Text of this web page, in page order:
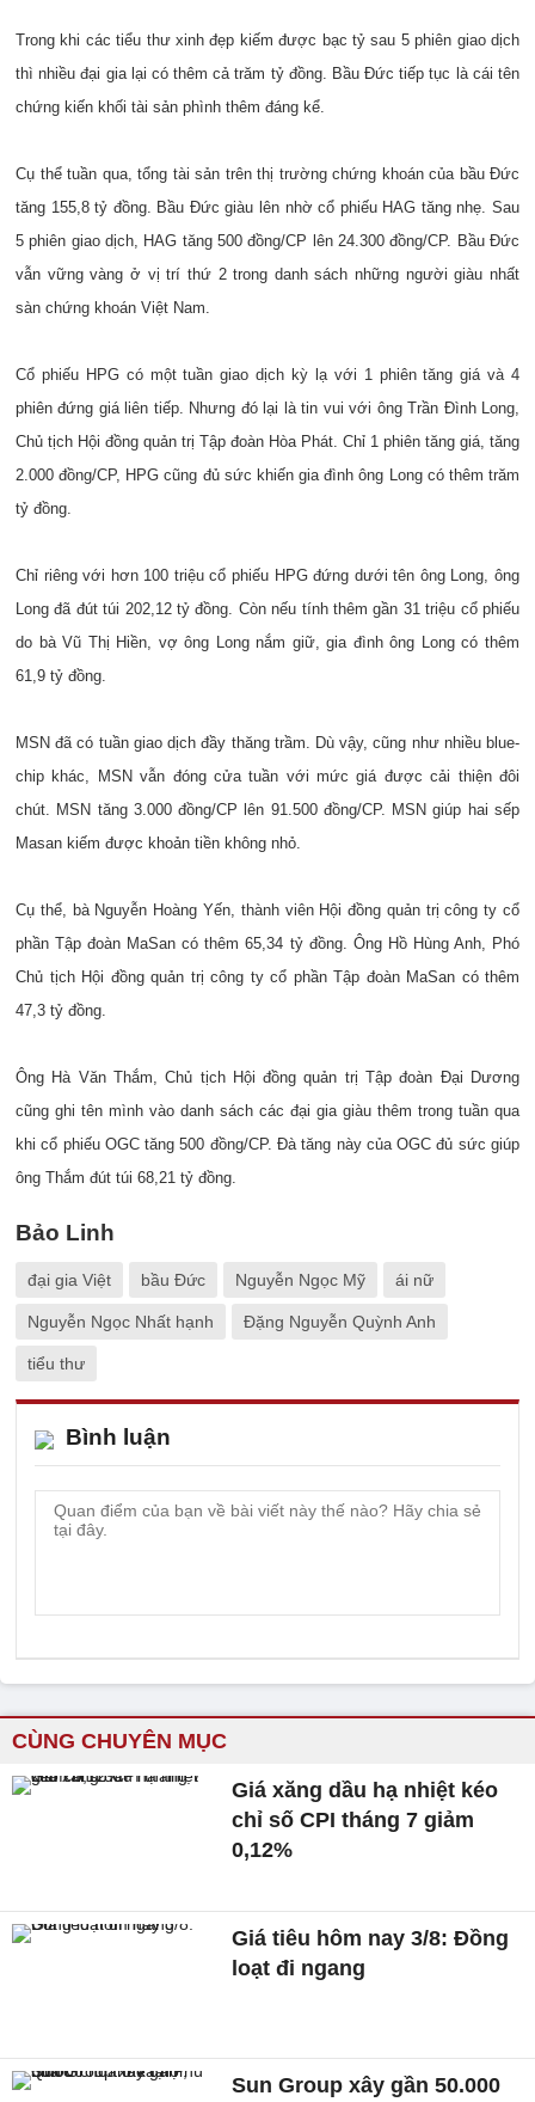
Trong khi các tiểu thư xinh đẹp kiếm được bạc tỷ sau 5 phiên giao dịch
thì nhiều đại gia lại có thêm cả trăm tỷ đồng. Bầu Đức tiếp tục là cái tên
chứng kiến khối tài sản phình thêm đáng kể.
Cụ thể tuần qua, tổng tài sản trên thị trường chứng khoán của bầu Đức
tăng 155,8 tỷ đồng. Bầu Đức giàu lên nhờ cổ phiếu HAG tăng nhẹ. Sau
5 phiên giao dịch, HAG tăng 500 đồng/CP lên 24.300 đồng/CP. Bầu Đức
vẫn vững vàng ở vị trí thứ 2 trong danh sách những người giàu nhất
sàn chứng khoán Việt Nam.
Cổ phiếu HPG có một tuần giao dịch kỳ lạ với 1 phiên tăng giá và 4
phiên đứng giá liên tiếp. Nhưng đó lại là tin vui với ông Trần Đình Long,
Chủ tịch Hội đồng quản trị Tập đoàn Hòa Phát. Chỉ 1 phiên tăng giá, tăng
2.000 đồng/CP, HPG cũng đủ sức khiến gia đình ông Long có thêm trăm
tỷ đồng.
Chỉ riêng với hơn 100 triệu cổ phiếu HPG đứng dưới tên ông Long, ông
Long đã đút túi 202,12 tỷ đồng. Còn nếu tính thêm gần 31 triệu cổ phiếu
do bà Vũ Thị Hiền, vợ ông Long nắm giữ, gia đình ông Long có thêm
61,9 tỷ đồng.
MSN đã có tuần giao dịch đầy thăng trầm. Dù vậy, cũng như nhiều blue-
chip khác, MSN vẫn đóng cửa tuần với mức giá được cải thiện đôi
chút. MSN tăng 3.000 đồng/CP lên 91.500 đồng/CP. MSN giúp hai sếp
Masan kiếm được khoản tiền không nhỏ.
Cụ thể, bà Nguyễn Hoàng Yến, thành viên Hội đồng quản trị công ty cổ
phần Tập đoàn MaSan có thêm 65,34 tỷ đồng. Ông Hồ Hùng Anh, Phó
Chủ tịch Hội đồng quản trị công ty cổ phần Tập đoàn MaSan có thêm
47,3 tỷ đồng.
Ông Hà Văn Thắm, Chủ tịch Hội đồng quản trị Tập đoàn Đại Dương
cũng ghi tên mình vào danh sách các đại gia giàu thêm trong tuần qua
khi cổ phiếu OGC tăng 500 đồng/CP. Đà tăng này của OGC đủ sức giúp
ông Thắm đút túi 68,21 tỷ đồng.
Bảo Linh
đại gia Việt bầu Đức Nguyễn Ngọc Mỹ ái nữ
Nguyễn Ngọc Nhất hạnh Đặng Nguyễn Quỳnh Anh
tiểu thư
Bình luận
CÙNG CHUYÊN MỤC
Giá xăng dầu hạ nhiệt kéo
chỉ số CPI tháng 7 giảm
0,12%
Giá tiêu hôm nay 3/8: Đồng
loạt đi ngang
Sun Group xây gần 50.000